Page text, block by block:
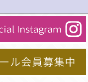
(5)業務を円滑に進めるために、外部業者に個人データの一部又は全部の処理を委託する場合（ただし、委託する場合は委託した個人データの安全管理が図られるように、委託先に対する必要かつ適切な監督を行ないます）。